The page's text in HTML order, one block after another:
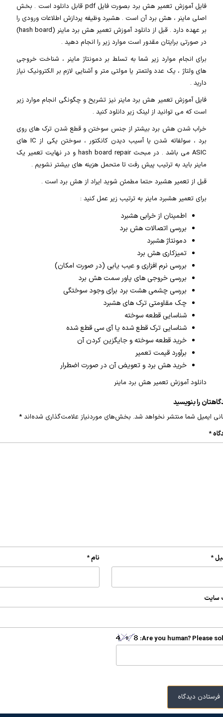
فایل آموزش تعمیر هش برد بصورت فایل pdf قابل دانلود است . بخش
اصلی ماینر ، هش برد آن است . هشبرد وظیفه پردازش اطلاعات ورودی را
بر عهده دارد . قبل از دانلود آموزش تعمیر هش برد ماینر (hash board)
در صورتی برایتان مقدور است موارد زیر را انجام دهید .
برای انجام موارد زیر شما به تسلط بر دمونتاژ ماینر ، شناخت خروجی
های ولتاژ ، یک عدد ولتمتر یا مولتی متر و آشنایی لازم بر الکترونیک نیاز
دارید .
فایل آموزش تعمیر هش برد ماینر نیز تشریح و چگونگی انجام موارد زیر
است که می توانید از لینک زیر دانلود کنید .
خراب شدن هش برد بیشتر از جنس سوختن و قطع شدن ترک های روی
برد ، سولفاته شدن یا آسیب دیدن کانکتور ، سوختن یکی از IC های
ASIC می باشد . در مبحث hash board repair و در نهایت تعمیر یک
ماینر باید به ترتیب پیش رفت تا متحمل هزینه های بیشتر نشویم .
قبل از تعمیر هشبرد حتما مطمئن شوید ایراد از هش برد است .
برای تعمیر هشبرد ماینر به ترتیب زیر عمل کنید :
اطمینان از خرابی هشبرد
بررسی اتصالات هش برد
دمونتاژ هشبرد
تمیزکاری هش برد
بررسی نرم افزاری و عیب یابی (در صورت امکان)
بررسی خروجی های پاور سمت هش برد
بررسی چشمی هشت برد برای وجود سوختگی
چک مقاومتی ترک های هشبرد
شناسایی قطعه سوخته
شناسایی ترک قطع شده یا آی سی قطع شده
خرید قطعه سوخته و جایگزین کردن آن
برآورد قیمت تعمیر
خرید هش برد و تعویض آن در صورت اضطرار
دانلود آموزش تعمیر هش برد ماینر
را بنویسید
ایمیل شما منتشر نخواهد شد. بخش‌های موردنیاز علامت‌گذاری شده‌اند *
*
نام* *
سایت
Are you human? Please